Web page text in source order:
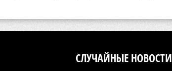
СЛУЧАЙНЫЕ НОВОСТИ